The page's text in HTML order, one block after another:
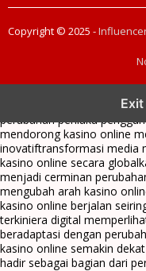
Copyright © 2025 -
perubahan perilaku
mendorong kasino online
inovatiftransformasi media
kasino online secara global
menjadi cerminan
mengubah arah kasino
kasino online berjalan
terkiniera digital
beradaptasi dengan
kasino online semakin
hadir sebagai bagian dari